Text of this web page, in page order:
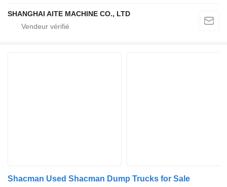
SHANGHAI AITE MACHINE CO., LTD
Shacman Used Shacman Dump Trucks for Sale